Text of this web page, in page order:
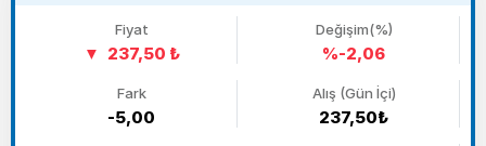
Fiyat
237,50 ₺
Değişim(%)
%-2,06
Fark
-5,00
Alış (Gün İçi)
237,50₺